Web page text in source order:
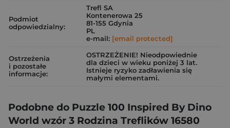
Podmiot
odpowiedzialny:
Trefl SA
Kontenerowa 25
81-155 Gdynia
PL
e-mail: [email protected]
Ostrzeżenia
i pozostałe
informacje:
OSTRZEŻENIE! Nieodpowiednie
dla dzieci w wieku poniżej 3 lat.
Istnieje ryzyko zadławienia się
małymi elementami.
Podobne do Puzzle 100 Inspired By Dino
World wzór 3 Rodzina Treflików 16580